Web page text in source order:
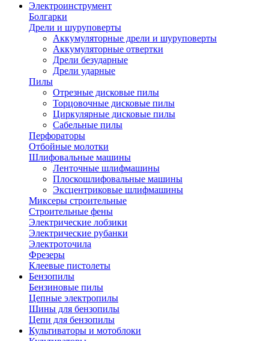
Электроинструмент
Болгарки
Дрели и шуруповерты
Аккумуляторные дрели и шуруповерты
Аккумуляторные отвертки
Дрели безударные
Дрели ударные
Пилы
Отрезные дисковые пилы
Торцовочные дисковые пилы
Циркулярные дисковые пилы
Сабельные пилы
Перфораторы
Отбойные молотки
Шлифовальные машины
Ленточные шлифмашины
Плоскошлифовальные машины
Эксцентриковые шлифмашины
Миксеры строительные
Строительные фены
Электрические лобзики
Электрические рубанки
Электроточила
Фрезеры
Клеевые пистолеты
Бензопилы
Бензиновые пилы
Цепные электропилы
Шины для бензопилы
Цепи для бензопилы
Культиваторы и мотоблоки